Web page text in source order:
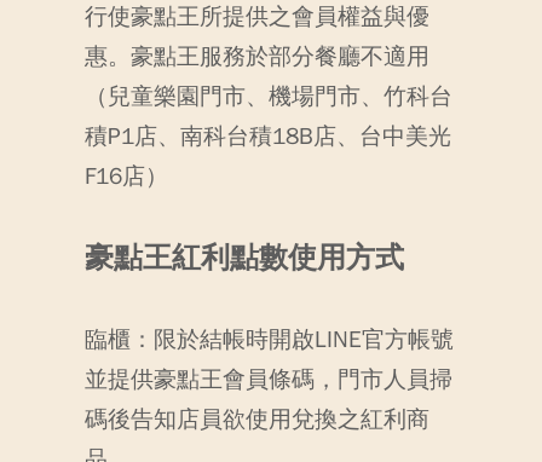
行使豪點王所提供之會員權益與優
惠。豪點王服務於部分餐廳不適用
（兒童樂園門市、機場門市、竹科台
積P1店、南科台積18B店、台中美光
F16店）
豪點王紅利點數使用方式
臨櫃：限於結帳時開啟LINE官方帳號
並提供豪點王會員條碼，門市人員掃
碼後告知店員欲使用兌換之紅利商